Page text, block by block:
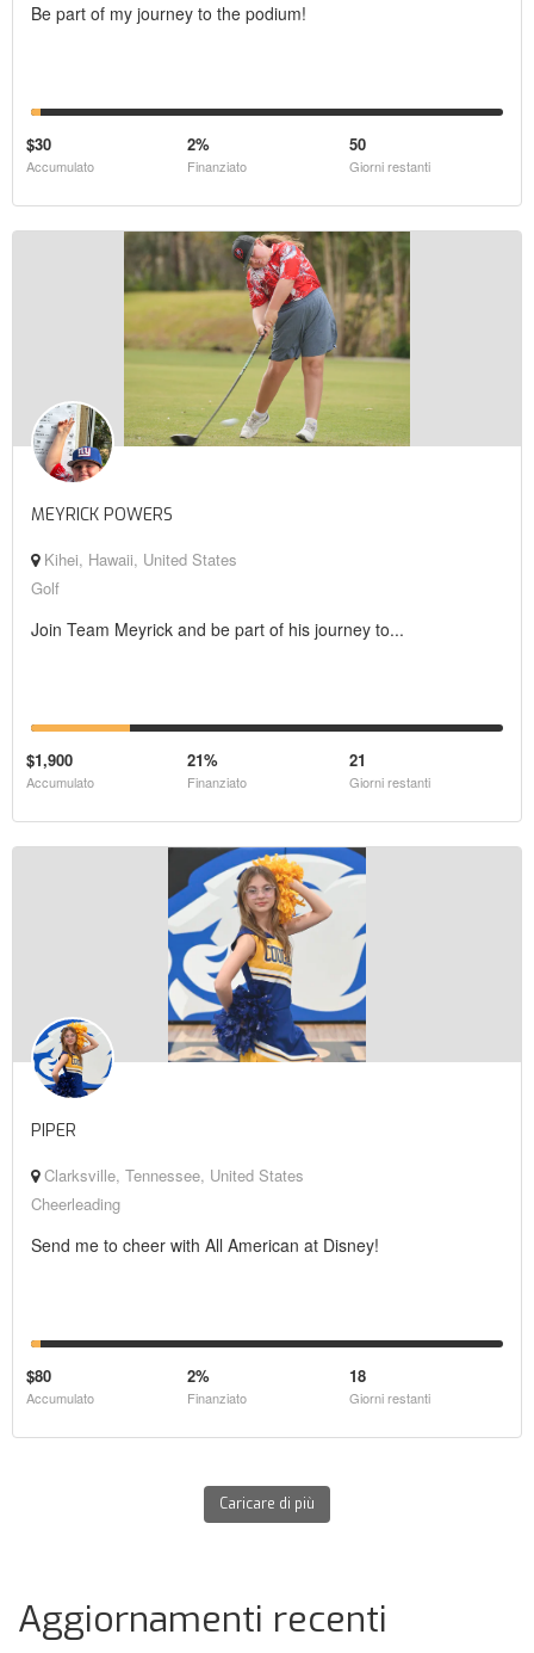
Be part of my journey to the podium!
$30
Accumulato
2%
Finanziato
50
Giorni restanti
MEYRICK POWERS
Kihei, Hawaii, United States
Golf
Join Team Meyrick and be part of his journey to...
$1,900
Accumulato
21%
Finanziato
21
Giorni restanti
PIPER
Clarksville, Tennessee, United States
Cheerleading
Send me to cheer with All American at Disney!
$80
Accumulato
2%
Finanziato
18
Giorni restanti
Caricare di più
Aggiornamenti recenti